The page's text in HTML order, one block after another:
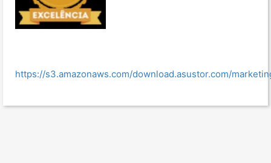
https://s3.amazonaws.com/download.asustor.com/